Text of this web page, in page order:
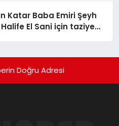
Katar Baba Emiri Şeyh
El Sani için taziye
Doğru Adresi